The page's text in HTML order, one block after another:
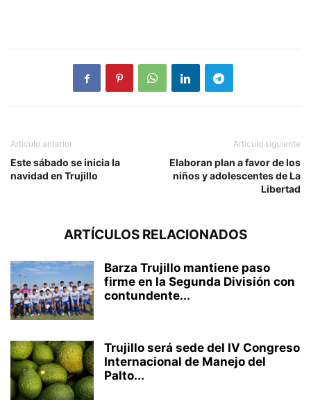
Artículo anterior
Este sábado se inicia la
navidad en Trujillo
Artículo siguiente
Elaboran plan a favor de los
niños y adolescentes de La
Libertad
ARTÍCULOS RELACIONADOS
Barza Trujillo mantiene paso
firme en la Segunda División con
contundente...
Trujillo será sede del IV Congreso
Internacional de Manejo del
Palto...